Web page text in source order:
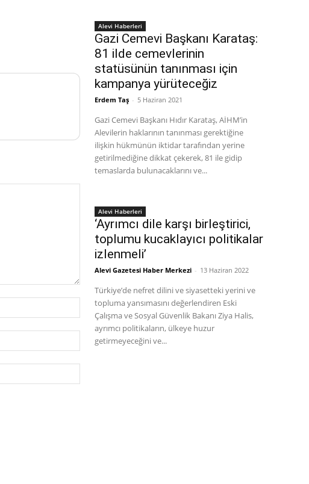
İsim:*
Posta:*
Alevi Haberleri
Gazi Cemevi Başkanı Karataş:
81 ilde cemevlerinin
statüsünün tanınması için
kampanya yürüteceğiz
Erdem Taş - 5 Haziran 2021
Gazi Cemevi Başkanı Hıdır Karataş, AİHM’in
Alevilerin haklarının tanınması gerektiğine
ilişkin hükmünün iktidar tarafından yerine
getirilmediğine dikkat çekerek, 81 ile gidip
temaslarda bulunacaklarını ve...
Alevi Haberleri
‘Ayrımcı dile karşı birleştirici,
toplumu kucaklayıcı politikalar
izlenmeli’
Alevi Gazetesi Haber Merkezi - 13 Haziran 2022
Türkiye’de nefret dilini ve siyasetteki yerini ve
topluma yansımasını değerlendiren Eski
Çalışma ve Sosyal Güvenlik Bakanı Ziya Halis,
ayrımcı politikaların, ülkeye huzur
getirmeyeceğini ve...